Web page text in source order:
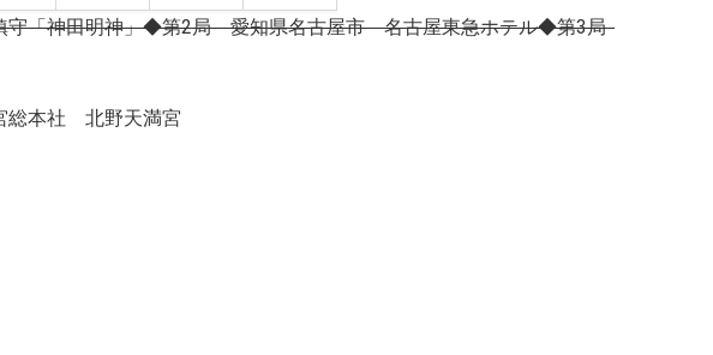
「神田明神」◆第2局 愛知県名古屋市 名古屋東急ホテル◆第3局 千葉県柏
本社 北野天満宮